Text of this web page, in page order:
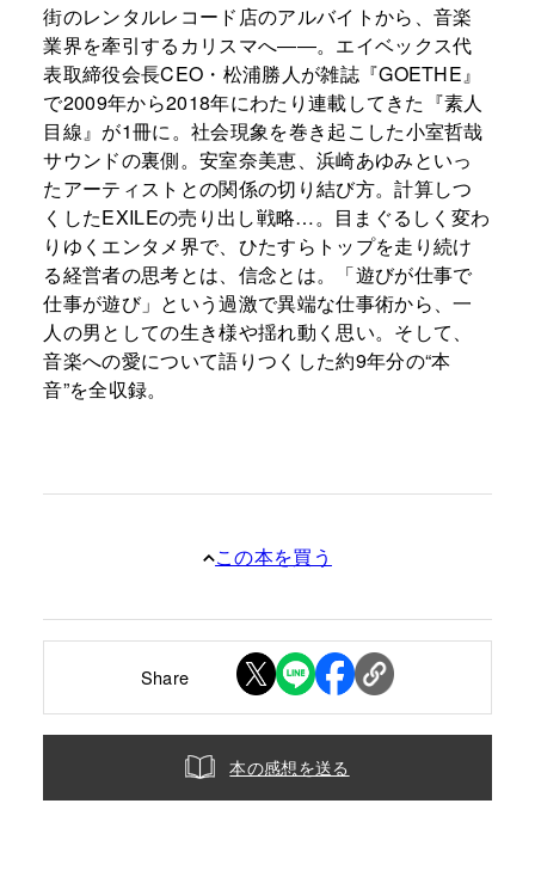
街のレンタルレコード店のアルバイトから、音楽
業界を牽引するカリスマへ――。エイベックス代
表取締役会長CEO・松浦勝人が雑誌『GOETHE』
で2009年から2018年にわたり連載してきた『素人
目線』が1冊に。社会現象を巻き起こした小室哲哉
サウンドの裏側。安室奈美恵、浜崎あゆみといっ
たアーティストとの関係の切り結び方。計算しつ
くしたEXILEの売り出し戦略…。目まぐるしく変わ
りゆくエンタメ界で、ひたすらトップを走り続け
る経営者の思考とは、信念とは。「遊びが仕事で
仕事が遊び」という過激で異端な仕事術から、一
人の男としての生き様や揺れ動く思い。そして、
音楽への愛について語りつくした約9年分の“本
音”を全収録。
この本を買う
Share
本の感想を送る